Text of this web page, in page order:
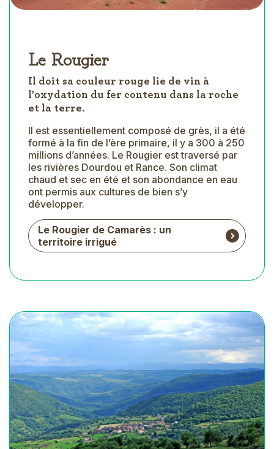
Le Rougier
Il doit sa couleur rouge lie de vin à
l'oxydation du fer contenu dans la roche
et la terre.
Il est essentiellement composé de grès, il a été
formé à la fin de l’ère primaire, il y a 300 à 250
millions d’années. Le Rougier est traversé par
les rivières Dourdou et Rance. Son climat
chaud et sec en été et son abondance en eau
ont permis aux cultures de bien s’y
développer.
Le Rougier de Camarès : un
territoire irrigué